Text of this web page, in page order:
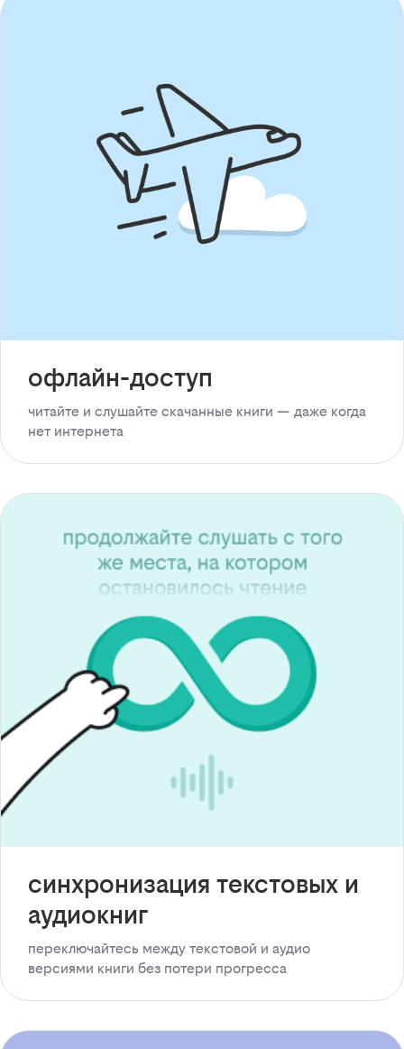
офлайн-доступ
читайте и слушайте скачанные книги — даже когда
нет интернета
синхронизация текстовых и
аудиокниг
переключайтесь между текстовой и аудио
версиями книги без потери прогресса